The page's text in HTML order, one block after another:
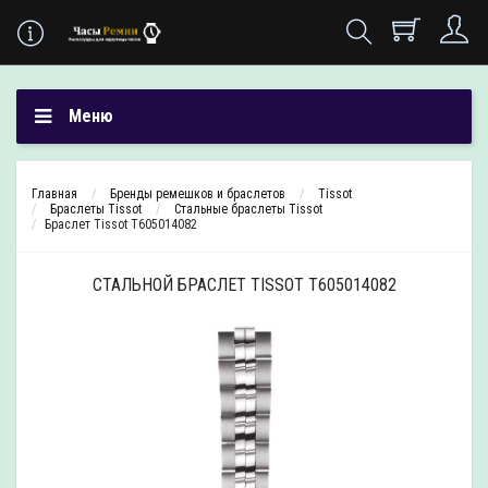
Меню
Главная Бренды ремешков и браслетов
Tissot
Браслеты Tissot
Стальные браслеты Tissot
Браслет Tissot T605014082
СТАЛЬНОЙ БРАСЛЕТ TISSOT T605014082